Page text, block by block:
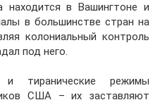
находится в Вашингтоне и
в большинстве стран на
колониальный контроль
под него.
и тиранические режимы
США – их заставляют